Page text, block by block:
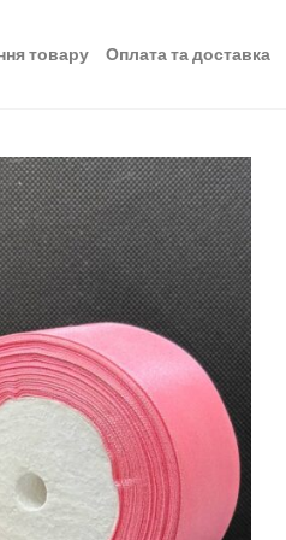
товару Оплата та доставка
Додати
до
списку
бажань